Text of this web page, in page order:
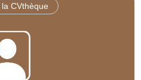
CVthèque